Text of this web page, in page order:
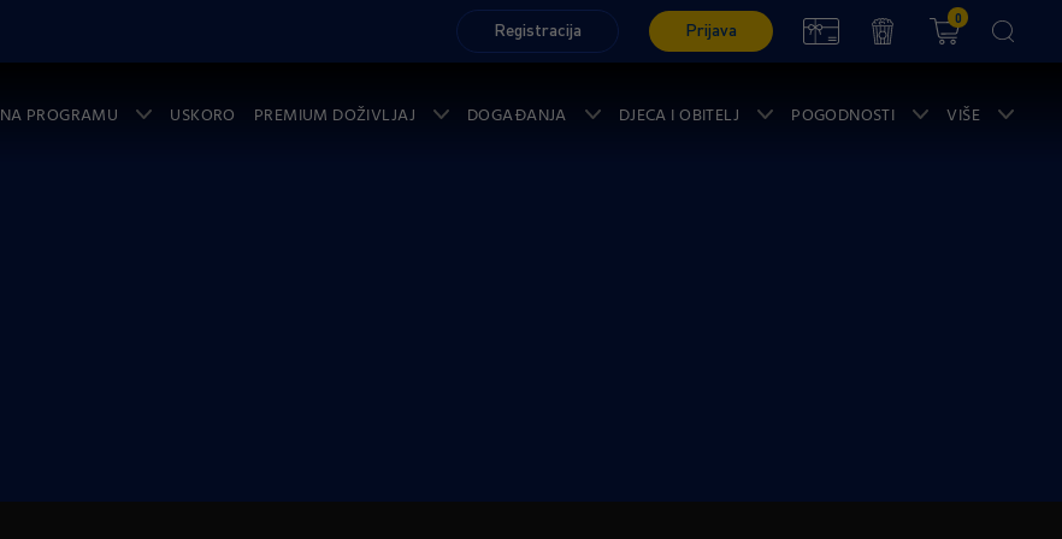
Registracija Prijava
0
NA PROGRAMU USKORO PREMIUM DOŽIVLJAJ DOGAĐANJA DJECA I OBITELJ POGODNOSTI VIŠE